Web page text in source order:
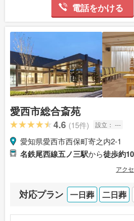
電話をかける
愛西市総合斎苑
4.6 (15件) 設立： ---
愛知県愛西市西保町寄之内2-1
名鉄尾西線五ノ三駅から徒歩約
アク
対応プラン 一日葬 二日葬